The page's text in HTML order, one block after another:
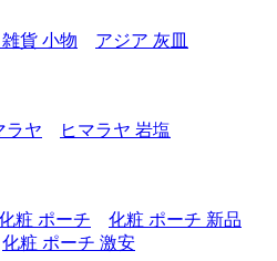
貨 小物
アジア 灰皿
ラヤ
ヒマラヤ 岩塩
粧 ポーチ
化粧 ポーチ 新品
化粧 ポーチ 激安